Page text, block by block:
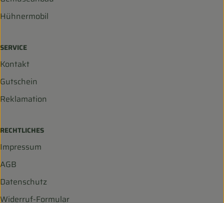
Hühnermobil
SERVICE
Kontakt
Gutschein
Reklamation
RECHTLICHES
Impressum
AGB
Datenschutz
Widerruf-Formular